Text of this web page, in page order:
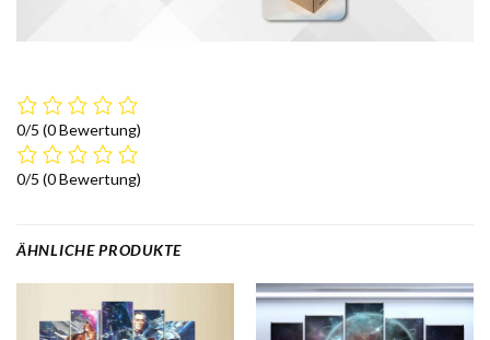
0/5 (0 Bewertung)
0/5 (0 Bewertung)
ÄHNLICHE PRODUKTE